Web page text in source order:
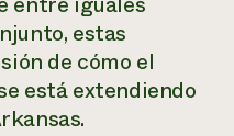
un
Llame a la
estas
de cómo el
está extendiendo